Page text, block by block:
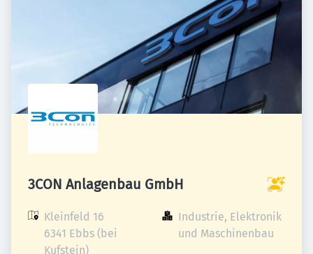
3CON Anlagenbau GmbH
Kleinfeld 16
6341 Ebbs (bei
Kufstein)
Industrie, Elektronik
und Maschinenbau